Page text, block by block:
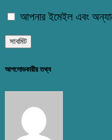
আপনার ইমেইল এবং
আপলোডকারীর তথ্য